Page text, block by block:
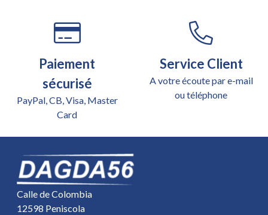
Paiement
sécurisé
PayPal, CB, Visa, Master
Card
Service Client
A votre écoute par e-mail
ou téléphone
Calle de Colombia
12598 Peniscola